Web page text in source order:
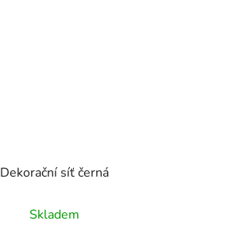
Dekorační síť černá
hodnocení
Skladem